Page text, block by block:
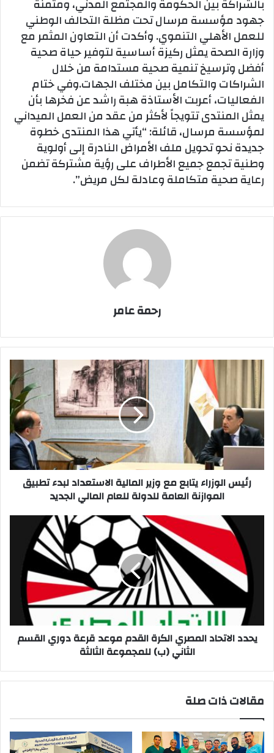
بالشراكة بين الحكومة والمجتمع المدني، ومثمنة
جهود مؤسسة مرسال تحت مظلة التحالف الوطني
للعمل الأهلي التنموي. وأكدت أن التعاون المثمر مع
وزارة الصحة يمثل ركيزة أساسية لتوفير حياة صحية
أفضل وترسيخ تنمية صحية مستدامة من خلال
الشراكات والتكامل بين مختلف الجهات.وفي ختام
الفعاليات، أعربت الأستاذة هبة راشد عن فخرها بأن
يمثل المنتدى تتويجاً لأكثر من عقد من العمل الميداني
لمؤسسة مرسال، قائلة: “يأتي هذا المنتدى خطوة
جديدة نحو تحويل ملف الأمراض النادرة إلى أولوية
وطنية تجمع جميع الأطراف على رؤية مشتركة تضمن
رعاية صحية متكاملة وعادلة لكل مريض”.
رحمة عامر
رئيس
الوزراء
يتابع
مع
وزير
المالية
الاستعداد
تطبيق
الموازنة
للعام
الجديد
رئيس الوزراء يتابع مع وزير المالية الاستعداد لبدء تطبيق
الموازنة العامة للدولة للعام المالي الجديد
المصري
الكرة
القدم
موعد
القسم
الثاني
الثالثة
يحدد الاتحاد المصري الكرة القدم موعد قرعة دوري القسم
الثاني (ب) للمجموعة الثالثة
مقالات ذات صلة